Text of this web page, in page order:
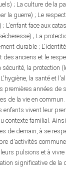
; La culture de la
la guerre) ; Le
; L'enfant face aux
; La
durable ;
des anciens et le
sécurité, la protection
la santé et
premières années de
de la vie en
enfants vivent leur
contexte familial.
de demain, à se
d'activités
pulsions et à
significative de la